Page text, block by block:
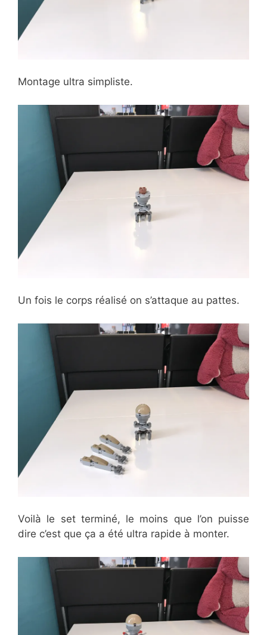
Montage ultra simpliste.
Un fois le corps réalisé on s’attaque au pattes.
Voilà le set terminé, le moins que l’on puisse
dire c’est que ça a été ultra rapide à monter.